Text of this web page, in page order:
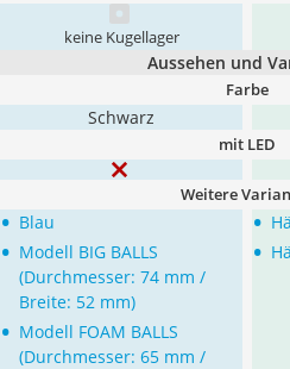
keine Kugellager
Aussehen und
Farbe
Schwarz
mit LED
Weitere
• Blau
• Modell BIG BALLS
(Durchmesser: 74 mm /
Breite: 52 mm)
• Modell FOAM BALLS
(Durchmesser: 65 mm /
•
•